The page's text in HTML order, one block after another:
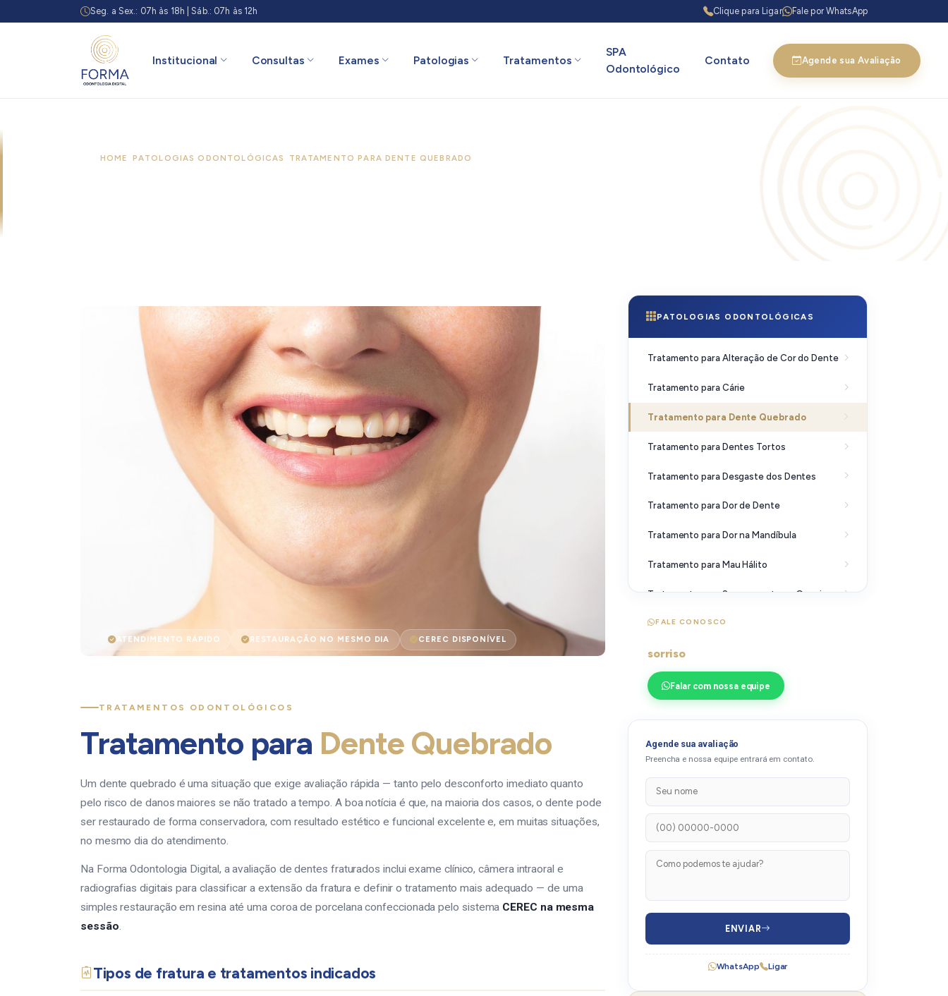
Seg. a Sex.: 07h às 18h | Sáb.: 07h às 12h Clique para Ligar Fale por WhatsApp
Institucional Consultas Exames Patologias Tratamentos
SPA
Odontológico
Contato Agende sua Avaliação
HOME PATOLOGIAS ODONTOLÓGICAS TRATAMENTO PARA DENTE QUEBRADO
ATENDIMENTO RÁPIDO RESTAURAÇÃO NO MESMO DIA CEREC DISPONÍVEL
TRATAMENTOS ODONTOLÓGICOS
Tratamento para Dente Quebrado
Um dente quebrado é uma situação que exige avaliação rápida — tanto pelo desconforto imediato quanto
pelo risco de danos maiores se não tratado a tempo. A boa notícia é que, na maioria dos casos, o dente pode
ser restaurado de forma conservadora, com resultado estético e funcional excelente e, em muitas situações,
no mesmo dia do atendimento.
Na Forma Odontologia Digital, a avaliação de dentes fraturados inclui exame clínico, câmera intraoral e
radiografias digitais para classificar a extensão da fratura e definir o tratamento mais adequado — de uma
simples restauração em resina até uma coroa de porcelana confeccionada pelo sistema CEREC na mesma
sessão.
Tipos de fratura e tratamentos indicados
PATOLOGIAS ODONTOLÓGICAS
Tratamento para Alteração de Cor do Dente
Tratamento para Cárie
Tratamento para Dente Quebrado
Tratamento para Dentes Tortos
Tratamento para Desgaste dos Dentes
Tratamento para Dor de Dente
Tratamento para Dor na Mandíbula
Tratamento para Mau Hálito
Tratamento para Sangramento na Gengiva
Tratamento para Tártaro no Dente
FALE CONOSCO
sorriso?
Falar com nossa equipe
Agende sua avaliação
Preencha e nossa equipe entrará em contato.
ENVIAR
WhatsApp Ligar